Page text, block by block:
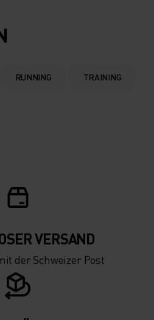
RUNNING TRAINING
VERSAND
der Schweizer Post